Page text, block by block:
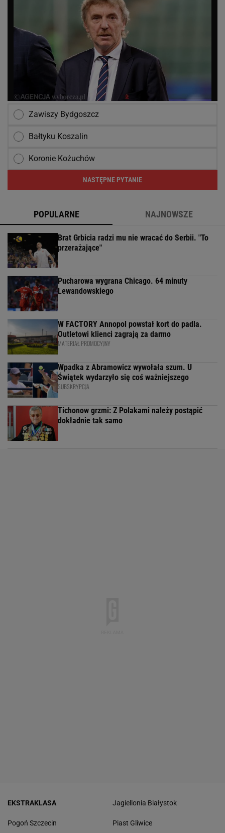
Zawiszy Bydgoszcz
Bałtyku Koszalin
Koronie Kożuchów
NASTĘPNE PYTANIE
POPULARNE NAJNOWSZE
Brat Grbicia radzi mu nie wracać do Serbii. "To
przerażające"
Pucharowa wygrana Chicago. 64 minuty
Lewandowskiego
W FACTORY Annopol powstał kort do padla.
Outletowi klienci zagrają za darmo
MATERIAŁ PROMOCYJNY
Wpadka z Abramowicz wywołała szum. U
Świątek wydarzyło się coś ważniejszego
SUBSKRYPCJA
Tichonow grzmi: Z Polakami należy postąpić
dokładnie tak samo
EKSTRAKLASA
Pogoń Szczecin
Jagiellonia Białystok
Piast Gliwice